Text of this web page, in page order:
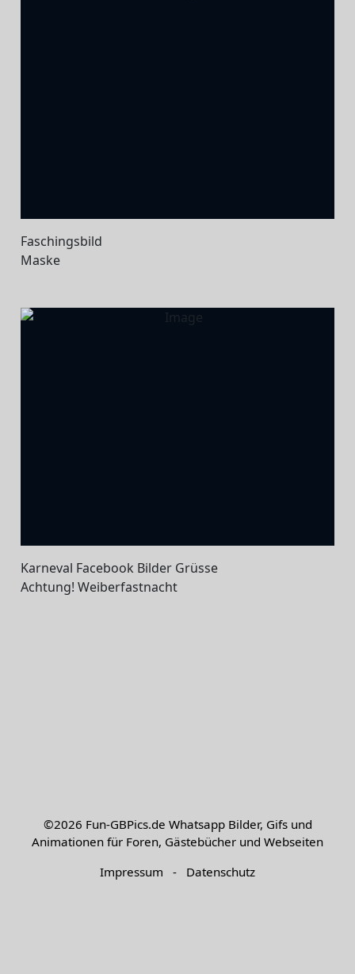
Faschingsbild
Maske
Karneval Facebook Bilder Grüsse
Achtung! Weiberfastnacht
©2026 Fun-GBPics.de Whatsapp Bilder, Gifs und
Animationen für Foren, Gästebücher und Webseiten
Impressum - Datenschutz